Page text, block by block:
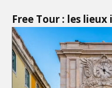
Free Tour : les